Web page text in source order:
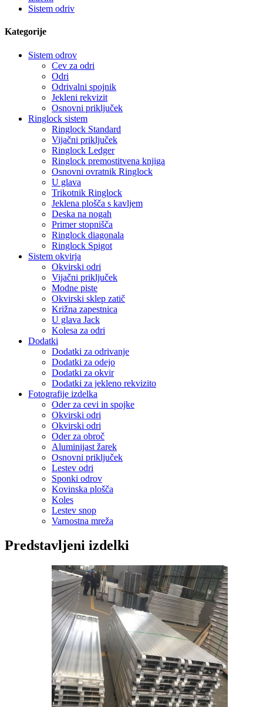
Sistem odriv
Kategorije
Sistem odrov
Cev za odri
Odri
Odrivalni spojnik
Jekleni rekvizit
Osnovni priključek
Ringlock sistem
Ringlock Standard
Vijačni priključek
Ringlock Ledger
Ringlock premostitvena knjiga
Osnovni ovratnik Ringlock
U glava
Trikotnik Ringlock
Jeklena plošča s kavljem
Deska na nogah
Primer stopnišča
Ringlock diagonala
Ringlock Spigot
Sistem okvirja
Okvirski odri
Vijačni priključek
Modne piste
Okvirski sklep zatič
Križna zapestnica
U glava Jack
Kolesa za odri
Dodatki
Dodatki za odrivanje
Dodatki za odejo
Dodatki za okvir
Dodatki za jekleno rekvizito
Fotografije izdelka
Oder za cevi in ​​spojke
Okvirski odri
Okvirski odri
Oder za obroč
Aluminijast žarek
Osnovni priključek
Lestev odri
Sponki odrov
Kovinska plošča
Koles
Lestev snop
Varnostna mreža
Predstavljeni izdelki